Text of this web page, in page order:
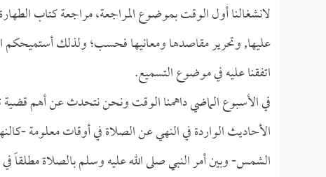
لانشغالنا أول الوقت بموضوع المراجعة، مراجعة كتاب
عليها, وتحرير مقاصدها ومعانيها فحسب؛ ولذلك أستميحكم
اتفقنا عليه في موضوع التسميع.
في الأسبوع الماضي داهمنا الوقت ونحن نتحدث عن أهم
الأحاديث الواردة في النهي عن الصلاة في أوقات معلومة
الشمس- وبين أمر النبي صلى الله عليه وسلم بالصلاة مطلقاً